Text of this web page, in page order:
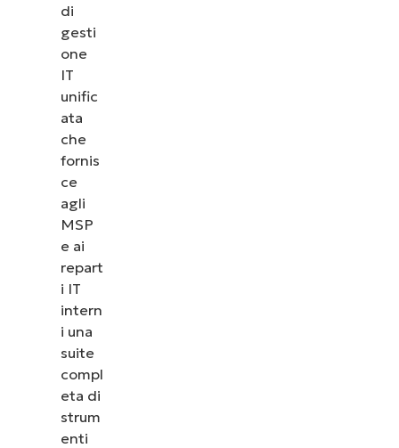
di
gesti
one
IT
unific
ata
che
fornis
ce
agli
MSP
e ai
repart
i IT
intern
i una
suite
compl
eta di
strum
enti